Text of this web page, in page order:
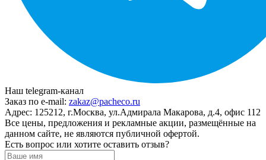
Наш telegram-канал
Заказ по e-mail: zakaz@pacheco.ru
Адрес: 125212, г.Москва, ул.Адмирала Макарова, д.4, офис 112
Все цены, предложения и рекламные акции, размещённые на
данном сайте, не являются публичной офертой.
Есть вопрос или хотите оставить отзыв?